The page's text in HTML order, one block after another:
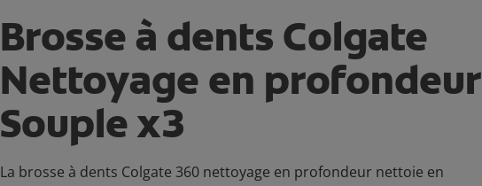
Brosse à dents Colgate
Nettoyage en profondeur
Souple x3
La brosse à dents Colgate 360 nettoyage en profondeur nettoie en